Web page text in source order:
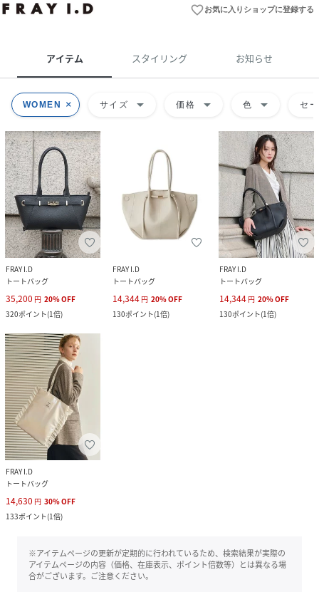
favorite_borderお気に入りショップに登録する
アイテム スタイリング お知らせ
WOMEN サイズ arrow_drop_down 価格 arrow_drop_down 色 arrow_drop_down セ
FRAY I.D
トートバッグ
35,200 円 20%OFF
320ポイント(1倍)
FRAY I.D
トートバッグ
14,344 円 20%OFF
130ポイント(1倍)
FRAY I.D
トートバッグ
14,344 円 20%OFF
130ポイント(1倍)
FRAY I.D
トートバッグ
14,630 円 30%OFF
133ポイント(1倍)
※アイテムページの更新が定期的に行われているため、検索結果が実際の
アイテムページの内容（価格、在庫表示、ポイント倍数等）とは異なる場
合がございます。ご注意ください。